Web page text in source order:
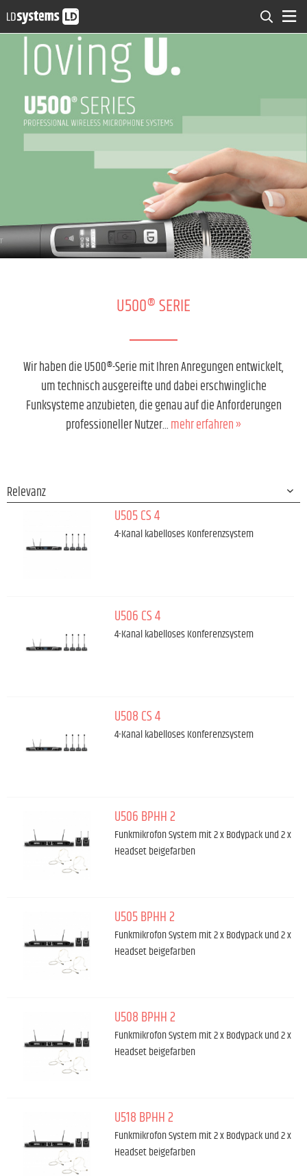
U500® SERIE
Wir haben die U500®-Serie mit Ihren Anregungen entwickelt,
um technisch ausgereifte und dabei erschwingliche
Funksysteme anzubieten, die genau auf die Anforderungen
professioneller Nutzer...mehr erfahren »
U505 CS 4
4-Kanal kabelloses Konferenzsystem
U506 CS 4
4-Kanal kabelloses Konferenzsystem
U508 CS 4
4-Kanal kabelloses Konferenzsystem
U506 BPHH 2
Funkmikrofon System mit 2 x Bodypack und 2 x
Headset beigefarben
U505 BPHH 2
Funkmikrofon System mit 2 x Bodypack und 2 x
Headset beigefarben
U508 BPHH 2
Funkmikrofon System mit 2 x Bodypack und 2 x
Headset beigefarben
U518 BPHH 2
Funkmikrofon System mit 2 x Bodypack und 2 x
Headset beigefarben